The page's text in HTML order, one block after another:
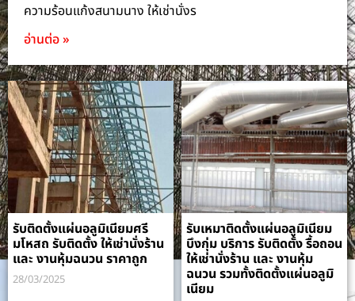
ความร้อนแก้งสนามนาง ให้เช่านั่งร
อ่านต่อ »
รับติดตั้งแผ่นอลูมิเนียมศรี
มโหสถ รับติดตั้ง ให้เช่านั่งร้าน
และ งานหุ้มฉนวน ราคาถูก
28/03/2025
รับเหมาติดตั้งแผ่นอลูมิเนียม
บึงกุ่ม บริการ รับติดตั้ง รื้อถอน
ให้เช่านั่งร้าน และ งานหุ้ม
ฉนวน รวมทั้งติดตั้งแผ่นอลูมิ
เนียม